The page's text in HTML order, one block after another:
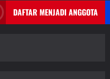
DAFTAR MENJADI ANGGOTA